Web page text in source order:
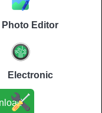
Download
Photo Editor
Electronic